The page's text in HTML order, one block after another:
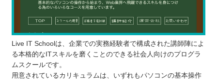
Live IT Schoolは、企業での実務経験者で構成された講師陣によ
る本格的なITスキルを磨くことのできる社会人向けのプログラ
ムスクールです。
用意されているカリキュラムは、いずれもパソコンの基本操作